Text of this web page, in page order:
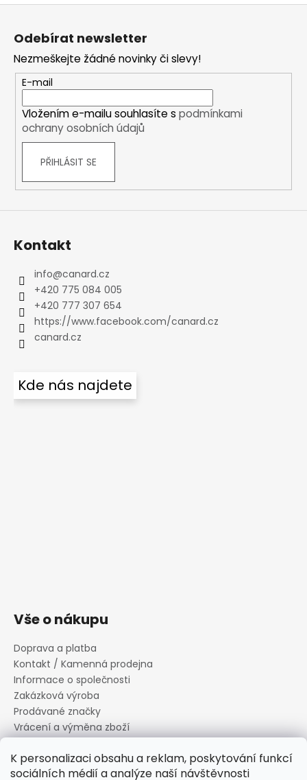
K personalizaci obsahu a reklam, poskytování funkcí
sociálních médií a analýze naší návštěvnosti
Z
Odebírat newsletter
Nezmeškejte žádné novinky či slevy!
E-mail
Vložením e-mailu souhlasíte s podmínkami
ochrany osobních údajů
PŘIHLÁSIT SE
Kontakt
info@canard.cz
+420 775 084 005
+420 777 307 654
https://www.facebook.com/canard.cz
canard.cz
Kde nás najdete
Vše o nákupu
Doprava a platba
Kontakt / Kamenná prodejna
Informace o společnosti
Zakázková výroba
Prodávané značky
Vrácení a výměna zboží
Informace o souborech cookies
Reklamační řád